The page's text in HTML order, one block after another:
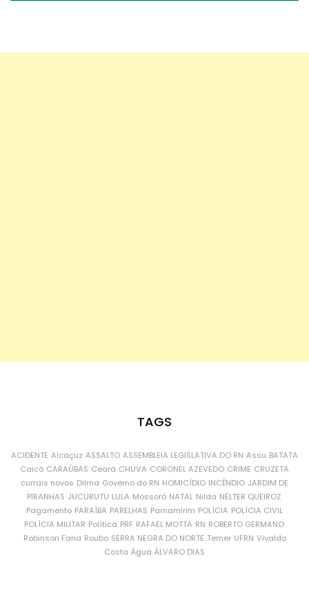
TAGS
ACIDENTE Alcaçuz ASSALTO ASSEMBLEIA LEGISLATIVA DO RN Assu BATATA
Caicó CARAÚBAS Ceará CHUVA CORONEL AZEVEDO CRIME CRUZETA
currais novos Dilma Governo do RN HOMICÍDIO INCÊNDIO JARDIM DE
PIRANHAS JUCURUTU LULA Mossoró NATAL Nilda NÉLTER QUEIROZ
Pagamento PARAÍBA PARELHAS Parnamirim POLÍCIA POLÍCIA CIVIL
POLÍCIA MILITAR Política PRF RAFAEL MOTTA RN ROBERTO GERMANO
Robinson Faria Roubo SERRA NEGRA DO NORTE Temer UFRN Vivaldo
Costa Água ÁLVARO DIAS